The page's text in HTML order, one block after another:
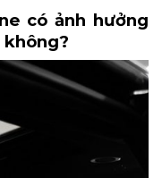
có ảnh hưởng
không?